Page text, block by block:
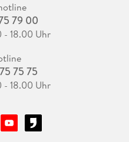
79 00
- 18.00 Uhr
75 75
- 18.00 Uhr